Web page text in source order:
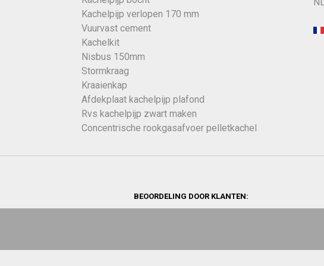
Kachelpijp verlopen 170 mm
Vuurvast cement
Kachelkit
Nisbus 150mm
Stormkraag
Kraaienkap
Afdekplaat kachelpijp plafond
Rvs kachelpijp zwart maken
Concentrische rookgasafvoer pelletkachel
BEOORDELING DOOR KLANTEN: